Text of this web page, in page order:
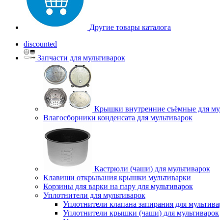
Другие товары каталога
discounted
Запчасти для мультиварок
Крышки внутренние съёмные для
Влагосборники конденсата для мультиварок
Кастрюли (чаши) для мультиварок
Клавиши открывания крышки мультиварки
Корзины для варки на пару для мультиварок
Уплотнители для мультиварок
Уплотнители клапана запирания для
Уплотнители крышки (чаши) для мультиварок